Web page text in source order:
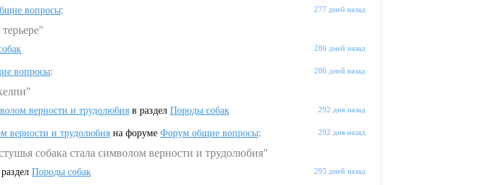
277 дней назад
вопросы:
286 дней назад
286 дней назад
вопросы:
292 дня назад
верности и трудолюбия в раздел Породы собак
292 дня назад
верности и трудолюбия на форуме Форум общие вопросы:
собака стала символом верности и трудолюбия"
295 дней назад
Породы собак